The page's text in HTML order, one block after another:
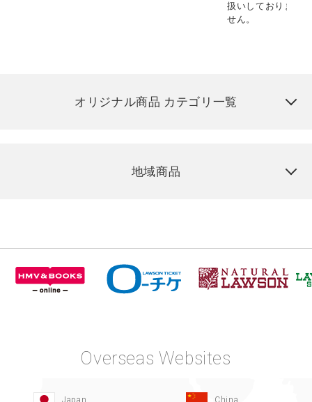
扱いしておりま
せん。
オリジナル商品 カテゴリ一覧
地域商品
Overseas Websites
Japan China